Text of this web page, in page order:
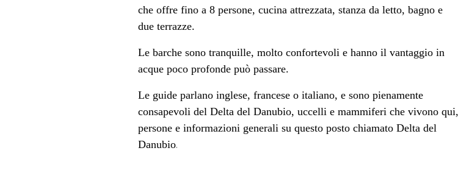
che offre fino a 8 persone, cucina attrezzata, stanza da letto, bagno e
due terrazze.
Le barche sono tranquille, molto confortevoli e hanno il vantaggio in
acque poco profonde può passare.
Le guide parlano inglese, francese o italiano, e sono pienamente
consapevoli del Delta del Danubio, uccelli e mammiferi che vivono qui,
persone e informazioni generali su questo posto chiamato Delta del
Danubio.